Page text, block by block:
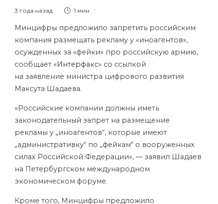
3 года назад 1 мин
Минцифры предложило запретить российским
компания размещать рекламу у «иноагентов»,
осужденных за «фейки» про российскую армию,
сообщает «Интерфакс» со ссылкой
на заявление министра цифрового развития
Максута Шадаева.
«Российские компании должны иметь
законодательный запрет на размещение
рекламы у „иноагентов“, которые имеют
„административку“ по „фейкам“ о вооруженных
силах Российской Федерации», — заявил Шадаев
на Петербургском международном
экономическом форуме.
Кроме того, Минцифры предложило